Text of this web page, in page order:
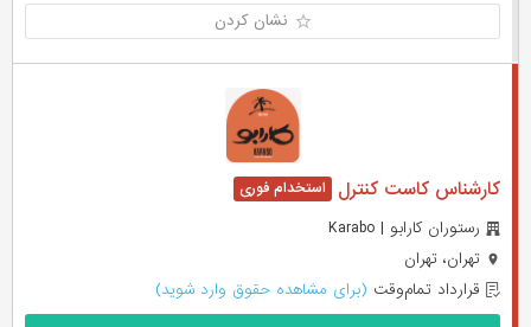
نشان کردن
کارشناس کاست کنترل
رستوران کارابو | Karabo
تهران، تهران
قرارداد تمام‌وقت (برای مشاهده حقوق وارد شوید)